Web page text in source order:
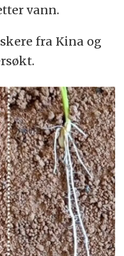
vann.
fra Kina og